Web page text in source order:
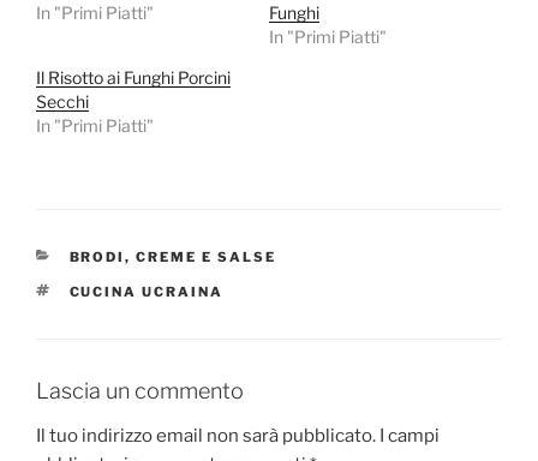
In "Primi Piatti"
Funghi
In "Primi Piatti"
Il Risotto ai Funghi Porcini
Secchi
In "Primi Piatti"
CATEGORIE
BRODI, CREME E SALSE
TAG
CUCINA UCRAINA
Lascia un commento
Il tuo indirizzo email non sarà pubblicato. I campi